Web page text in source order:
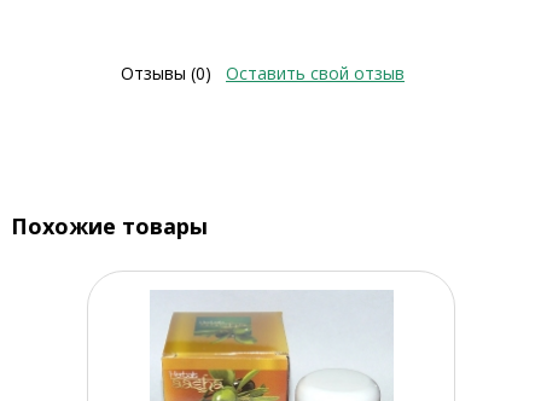
Отзывы (0) Оставить свой отзыв
Похожие товары